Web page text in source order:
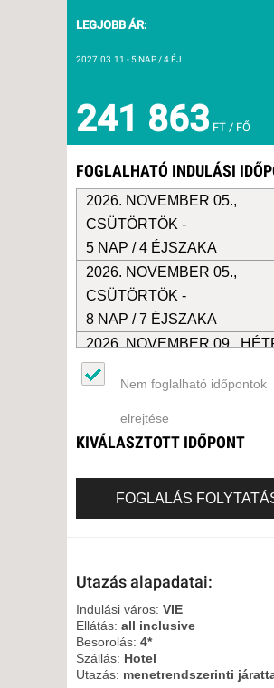
LEGJOBB ÁR:
2027.03.11 - 5 NAP / 4 ÉJ
241 863 FT / FŐ
FOGLALHATÓ INDULÁSI
2026. NOVEMBER 05.,
CSÜTÖRTÖK -
5 NAP / 4 ÉJSZAKA
2026. NOVEMBER 05.,
CSÜTÖRTÖK -
8 NAP / 7 ÉJSZAKA
2026. NOVEMBER 09.,
11 NAP / 10 ÉJSZAKA
2026. NOVEMBER 09.,
2026. NOVEMBER 12.,
CSÜTÖRTÖK -
8 NAP / 7 ÉJSZAKA
2026. NOVEMBER 16.,
8 NAP / 7 ÉJSZAKA
Nem foglalható időpontok
elrejtése
KIVÁLASZTOTT IDŐPONT
FOGLALÁS
Utazás alapadatai:
Indulási város: VIE
Ellátás: all inclusive
Besorolás: 4*
Szállás: Hotel
Utazás: menetrendszerinti